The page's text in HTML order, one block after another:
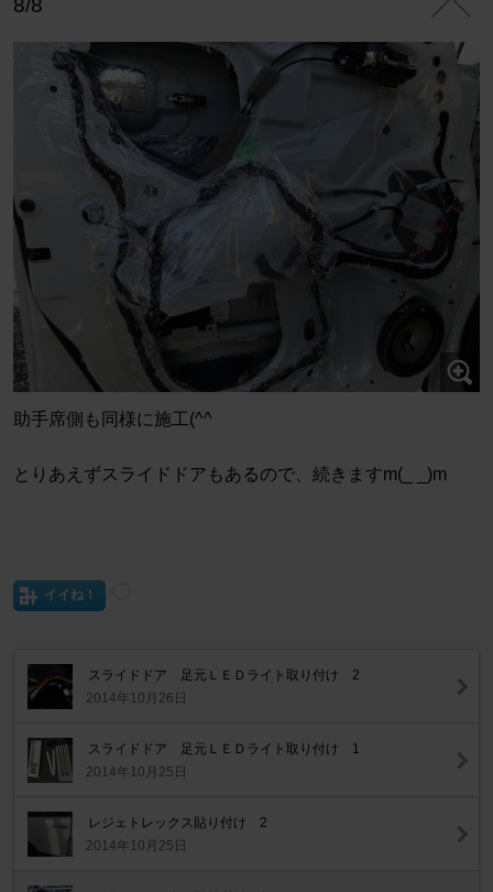
8/8
助手席側も同様に施工(^^
とりあえずスライドドアもあるので、続きますm(_ _)m
イイね！
スライドドア 足元ＬＥＤライト取り付け 2
2014年10月26日
スライドドア 足元ＬＥＤライト取り付け 1
2014年10月25日
レジェトレックス貼り付け 2
2014年10月25日